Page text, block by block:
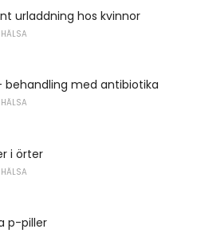
urladdning hos kvinnor
behandling med antibiotika
i örter
p-piller